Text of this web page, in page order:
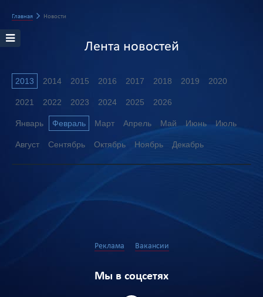
Главная Новости
Лента новостей
2013 2014 2015 2016 2017 2018 2019 2020
2021 2022 2023 2024 2025 2026
Январь Февраль Март Апрель Май Июнь Июль
Август Сентябрь Октябрь Ноябрь Декабрь
Реклама Вакансии
Мы в соцсетях